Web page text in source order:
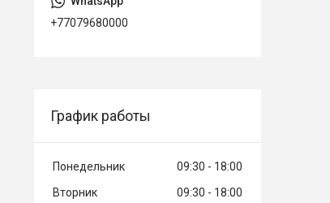
+77079680000
График работы
Понедельник 09:30
18:00
Вторник
09:30
18:00